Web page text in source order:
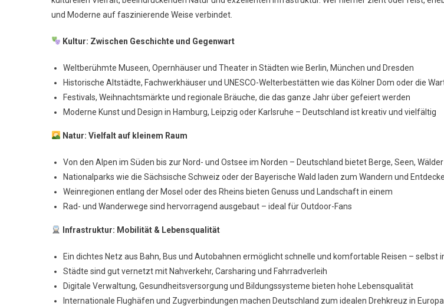
Für
–
Kultur,
Natur
&
und Moderne auf faszinierende Weise verbindet.
Kultur: Zwischen Geschichte und Gegenwart
Weltberühmte Museen, Opernhäuser und Theater in Städten wie Berlin, München und Dresden
Historische Altstädte, Fachwerkhäuser und UNESCO-Welterbestätten wie das Kölner Dom oder die
Festivals, Weihnachtsmärkte und regionale Bräuche, die das ganze Jahr über gefeiert werden
Moderne Kunst und Design in Hamburg, Leipzig oder Karlsruhe – Deutschland ist kreativ und vielfältig
Natur: Vielfalt auf kleinem Raum
Von den Alpen im Süden bis zur Nord- und Ostsee im Norden – Deutschland bietet Berge, Seen,
Nationalparks wie die Sächsische Schweiz oder der Bayerische Wald laden zum Wandern und
Weinregionen entlang der Mosel oder des Rheins bieten Genuss und Landschaft in einem
Rad- und Wanderwege sind hervorragend ausgebaut – ideal für Outdoor-Fans
Infrastruktur: Mobilität & Lebensqualität
Ein dichtes Netz aus Bahn, Bus und Autobahnen ermöglicht schnelle und komfortable Reisen – selbst
Städte sind gut vernetzt mit Nahverkehr, Carsharing und Fahrradverleih
Digitale Verwaltung, Gesundheitsversorgung und Bildungssysteme bieten hohe Lebensqualität
Internationale Flughäfen und Zugverbindungen machen Deutschland zum idealen Drehkreuz in Europa